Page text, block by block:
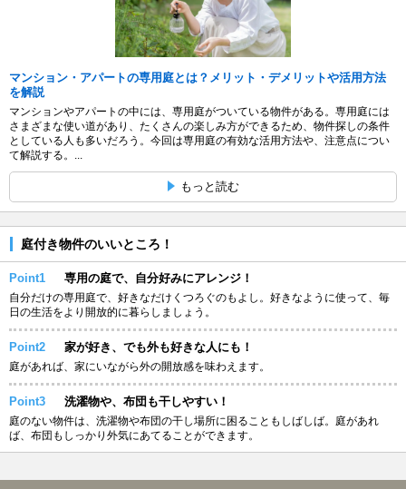
マンション・アパートの専用庭とは？メリット・デメリットや活用方法
を解説
マンションやアパートの中には、専用庭がついている物件がある。専用庭には
さまざまな使い道があり、たくさんの楽しみ方ができるため、物件探しの条件
としている人も多いだろう。今回は専用庭の有効な活用方法や、注意点につい
て解説する。...
もっと読む
庭付き物件のいいところ！
Point1 専用の庭で、自分好みにアレンジ！
自分だけの専用庭で、好きなだけくつろぐのもよし。好きなように使って、毎
日の生活をより開放的に暮らしましょう。
Point2 家が好き、でも外も好きな人にも！
庭があれば、家にいながら外の開放感を味わえます。
Point3 洗濯物や、布団も干しやすい！
庭のない物件は、洗濯物や布団の干し場所に困ることもしばしば。庭があれ
ば、布団もしっかり外気にあてることができます。